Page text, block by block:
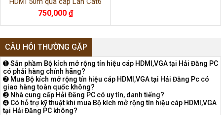
chính hãng Ugreen 90811EU
750,000 ₫
CÂU HỎI THƯỜNG GẶP
➊ Sản phầm Bộ kích mở rộng tín hiệu cáp HDMI,VGA tại Hải Đăng PC
có phải hàng chính hãng?
➋ Mua Bộ kích mở rộng tín hiệu cáp HDMI,VGA tại Hải Đăng Pc có
giao hàng toàn quốc không?
➌ Nhà cung cấp Hải Đăng PC có uy tín, danh tiếng?
➍ Có hỗ trợ kỹ thuật khi mua Bộ kích mở rộng tín hiệu cáp HDMI,VGA
tại Hải Đăng PC không?